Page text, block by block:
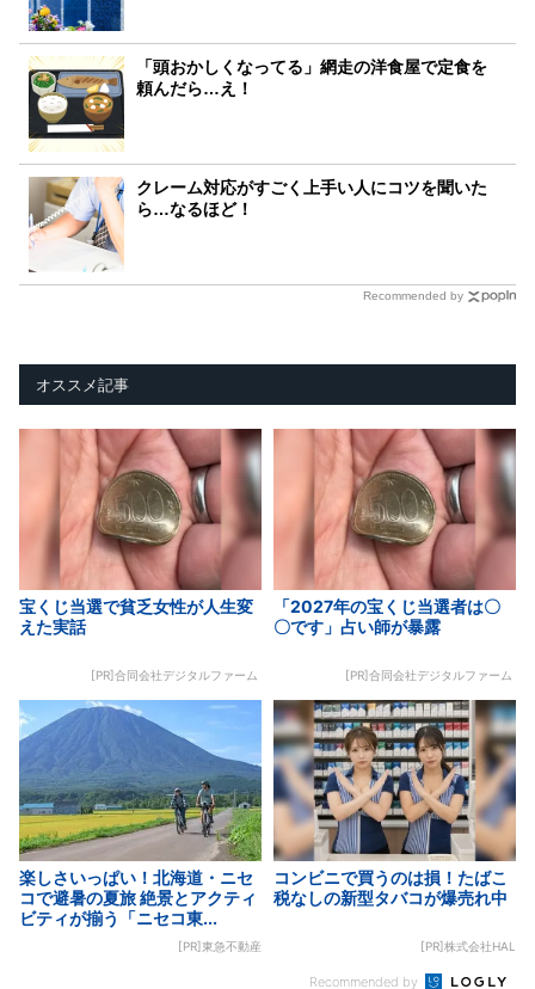
「頭おかしくなってる」網走の洋食屋で定食を
頼んだら…え！
クレーム対応がすごく上手い人にコツを聞いた
ら…なるほど！
Recommended by
オススメ記事
宝くじ当選で貧乏女性が人生変
えた実話
[PR]合同会社デジタルファーム
「2027年の宝くじ当選者は〇
〇です」占い師が暴露
[PR]合同会社デジタルファーム
楽しさいっぱい！北海道・ニセ
コで避暑の夏旅 絶景とアクティ
ビティが揃う「ニセコ東...
[PR]東急不動産
コンビニで買うのは損！たばこ
税なしの新型タバコが爆売れ中
[PR]株式会社HAL
Recommended by